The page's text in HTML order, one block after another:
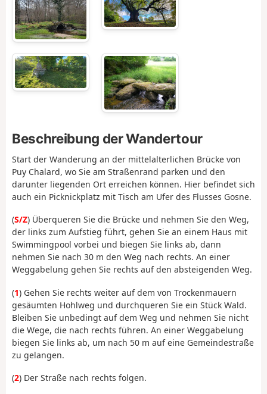
Beschreibung der Wandertour
Start der Wanderung an der mittelalterlichen Brücke von
Puy Chalard, wo Sie am Straßenrand parken und den
darunter liegenden Ort erreichen können. Hier befindet sich
auch ein Picknickplatz mit Tisch am Ufer des Flusses Gosne.
(S/Z) Überqueren Sie die Brücke und nehmen Sie den Weg,
der links zum Aufstieg führt, gehen Sie an einem Haus mit
Swimmingpool vorbei und biegen Sie links ab, dann
nehmen Sie nach 30 m den Weg nach rechts. An einer
Weggabelung gehen Sie rechts auf den absteigenden Weg.
(1) Gehen Sie rechts weiter auf dem von Trockenmauern
gesäumten Hohlweg und durchqueren Sie ein Stück Wald.
Bleiben Sie unbedingt auf dem Weg und nehmen Sie nicht
die Wege, die nach rechts führen. An einer Weggabelung
biegen Sie links ab, um nach 50 m auf eine Gemeindestraße
zu gelangen.
(2) Der Straße nach rechts folgen.